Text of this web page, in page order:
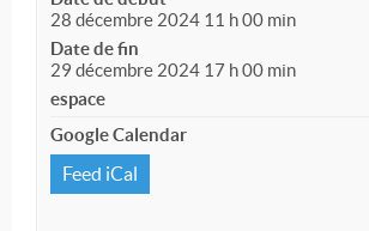
28 décembre 2024 11 h 00 min
Date de fin
29 décembre 2024 17 h 00 min
espace
Google Calendar
Feed iCal